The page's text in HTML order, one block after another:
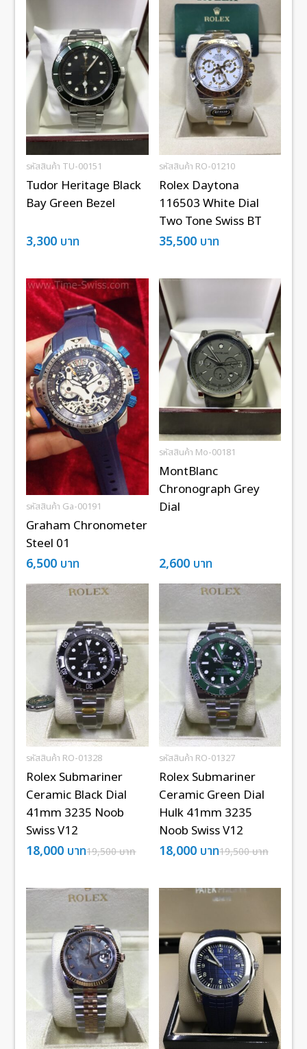
รหัสสินค้า TU-00151
Tudor Heritage Black
Bay Green Bezel
3,300 บาท
รหัสสินค้า RO-01210
Rolex Daytona
116503 White Dial
Two Tone Swiss BT
35,500 บาท
รหัสสินค้า Ga-00191
Graham Chronometer
Steel 01
6,500 บาท
รหัสสินค้า Mo-00181
MontBlanc
Chronograph Grey
Dial
2,600 บาท
รหัสสินค้า RO-01328
Rolex Submariner
Ceramic Black Dial
41mm 3235 Noob
Swiss V12
19,500บาท
18,000 บาท
รหัสสินค้า RO-01327
Rolex Submariner
Ceramic Green Dial
Hulk 41mm 3235
Noob Swiss V12
19,500บาท
18,000 บาท